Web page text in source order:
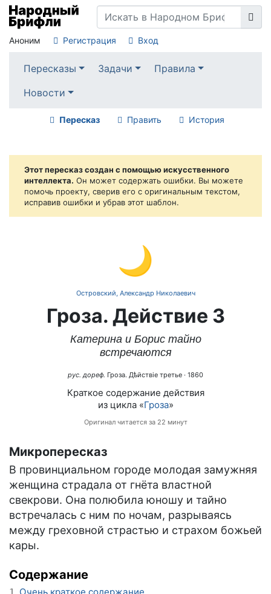
Аноним Регистрация Вход
Пересказы Задачи
Правила
Новости
Пересказ Править История
Этот пересказ создан с помощью искусственного
интеллекта. Он может содержать ошибки. Вы можете
помочь проекту, сверив его с оригинальным текстом,
исправив ошибки и убрав этот шаблон.
🌙
Островский, Александр Николаевич
Гроза. Действие 3
Катерина и Борис тайно
встречаются
рус. дореф. Гроза. Дѣйствіе третье · 1860
Краткое содержание действия
из цикла «Гроза»
Оригинал читается за 22 минут
Микропересказ
В провинциальном городе молодая замужняя
женщина страдала от гнёта властной
свекрови. Она полюбила юношу и тайно
встречалась с ним по ночам, разрываясь
между греховной страстью и страхом божьей
кары.
Содержание